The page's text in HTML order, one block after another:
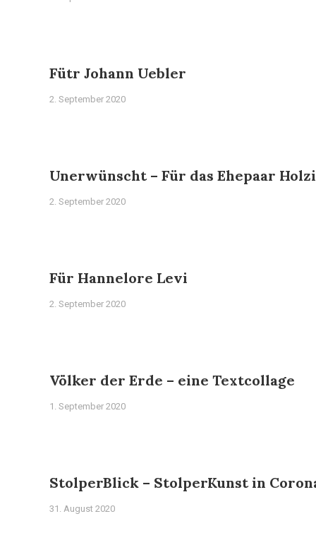
Fütr Johann Uebler
2. September 2020
Unerwünscht – Für das Ehepaar
2. September 2020
Für Hannelore Levi
2. September 2020
Völker der Erde – eine Textcollage
1. September 2020
StolperBlick – StolperKunst in
31. August 2020